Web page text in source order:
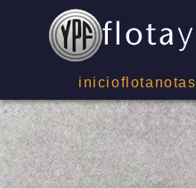
inicioflota notas